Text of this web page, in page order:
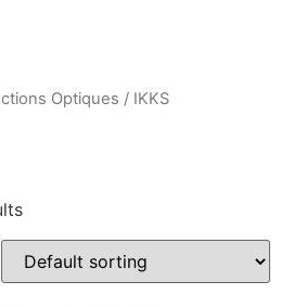
Optiques / IKKS